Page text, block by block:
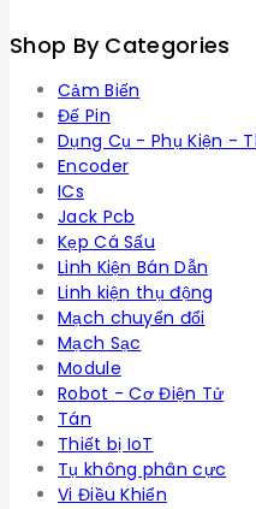
Shop By Categories
Cảm Biến
Đế Pin
Dụng Cụ - Phụ Kiện -
Encoder
ICs
Jack Pcb
Kẹp Cá Sấu
Linh Kiện Bán Dẫn
Linh kiện thụ động
Mạch chuyển đổi
Mạch Sạc
Module
Robot - Cơ Điện Tử
Tán
Thiết bị IoT
Tụ không phân cực
Vi Điều Khiển